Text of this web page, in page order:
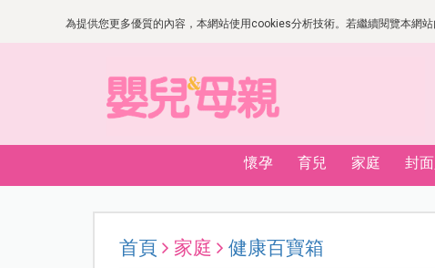
為提供您更多優質的內容，本網站使用cookies分析技術。若繼續閱覽本網
懷孕 育兒 家庭 封
首頁 家庭 健康百寶箱